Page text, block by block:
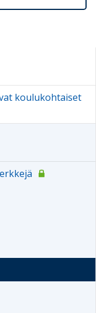
koulukohtaiset